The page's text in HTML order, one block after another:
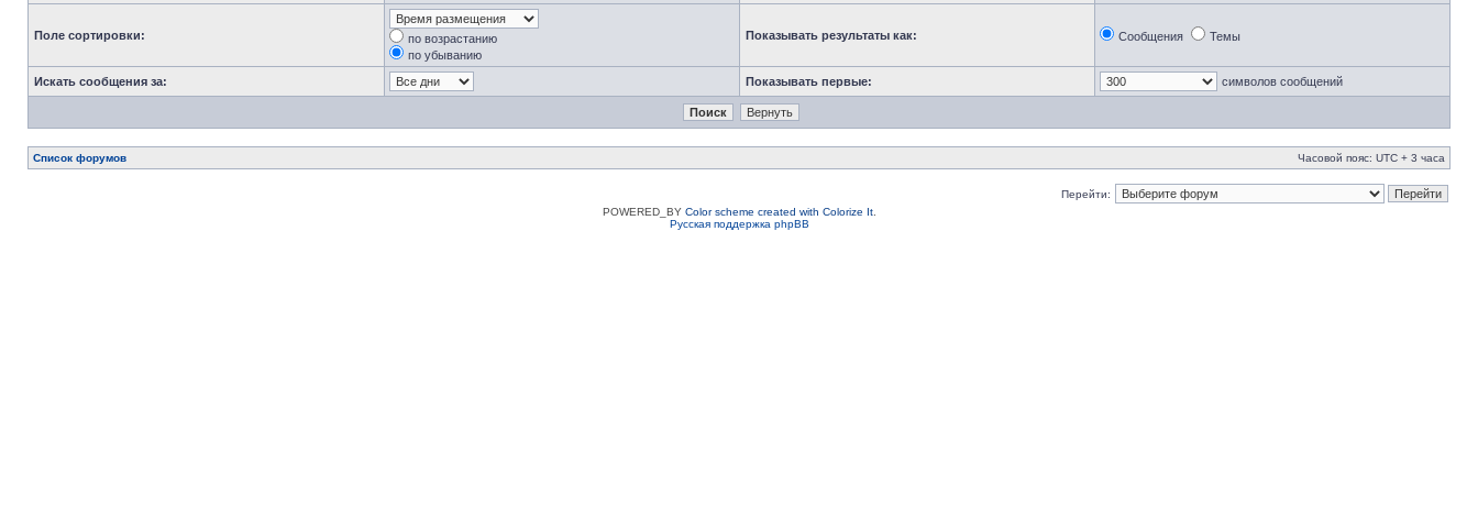
Поле сортировки:
по возрастанию
по убыванию
Показывать результаты как: Сообщения Темы
Искать сообщения за: Показывать первые: символов сообщений
Список форумов Часовой пояс: UTC + 3 часа
Перейти:
POWERED_BY Color scheme created with Colorize It.
Русская поддержка phpBB